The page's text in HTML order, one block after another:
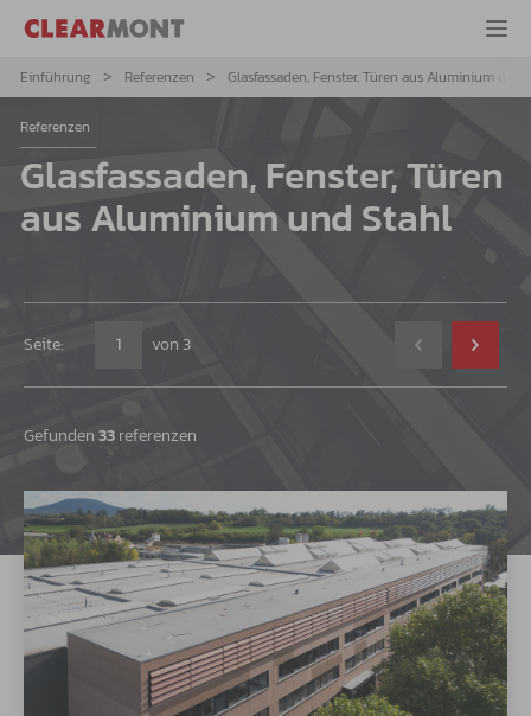
Einführung Referenzen Glasfassaden, Fenster, Türen aus Aluminium und
Referenzen
Glasfassaden, Fenster, Türen
aus Aluminium und Stahl
Gefunden33referenzen
Seite: von 3